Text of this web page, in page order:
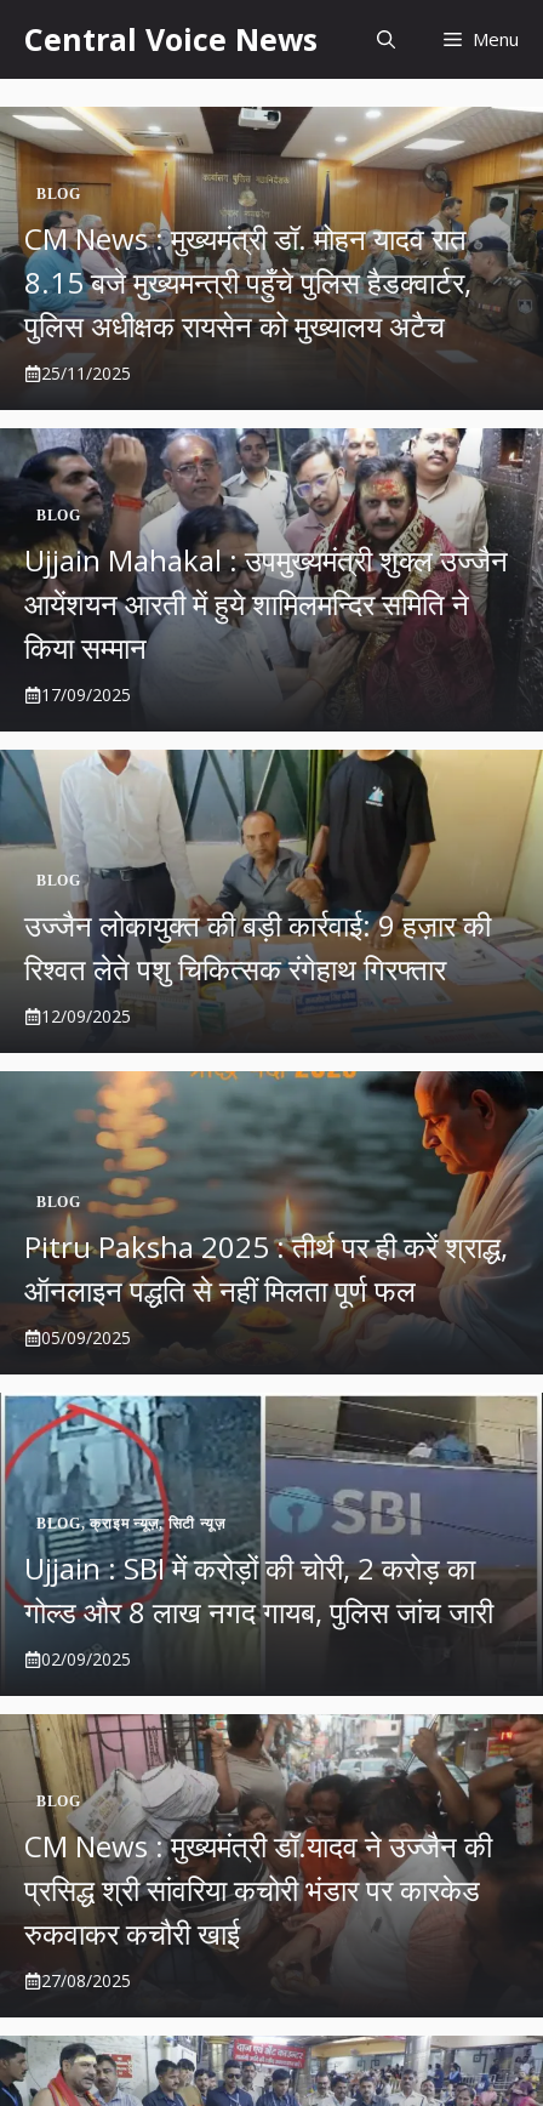
content
Central Voice News Menu
BLOG
CM News : मुख्यमंत्री डॉ. मोहन यादव रात
8.15 बजे मुख्यमन्त्री पहुँचे पुलिस हैडक्वार्टर,
पुलिस अधीक्षक रायसेन को मुख्यालय अटैच
25/11/2025
BLOG
Ujjain Mahakal : उपमुख्यमंत्री शुक्ल उज्जैन
आयेंशयन आरती में हुये शामिलमन्दिर समिति ने
किया सम्मान
17/09/2025
BLOG
उज्जैन लोकायुक्त की बड़ी कार्रवाई: 9 हज़ार की
रिश्वत लेते पशु चिकित्सक रंगेहाथ गिरफ्तार
12/09/2025
BLOG
Pitru Paksha 2025 : तीर्थ पर ही करें श्राद्ध,
ऑनलाइन पद्धति से नहीं मिलता पूर्ण फल
05/09/2025
BLOG,क्राइम न्यूज़, सिटी न्यूज़
Ujjain : SBI में करोड़ों की चोरी, 2 करोड़ का
गोल्ड और 8 लाख नगद गायब, पुलिस जांच जारी
02/09/2025
BLOG
CM News : मुख्यमंत्री डॉ.यादव ने उज्जैन की
प्रसिद्ध श्री सांवरिया कचोरी भंडार पर कारकेड
रुकवाकर कचौरी खाई
27/08/2025